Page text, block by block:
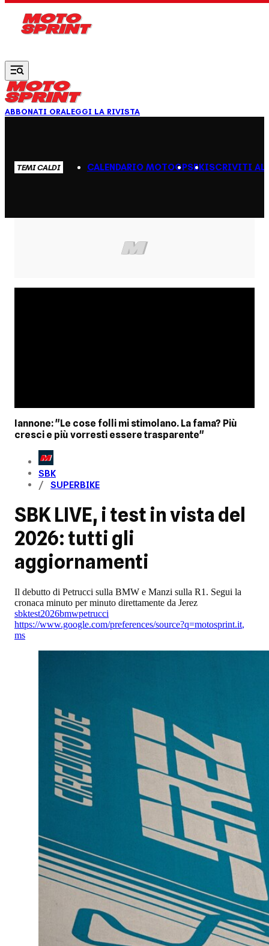
ABBONATI ORALEGGI LA RIVISTA
TEMI CALDI CALENDARIO MOTOGPSBKISCRIVITI AL
Iannone: "Le cose folli mi stimolano. La fama? Più
cresci e più vorresti essere trasparente"
SBK
SUPERBIKE
SBK LIVE, i test in vista del
2026: tutti gli
aggiornamenti
Il debutto di Petrucci sulla BMW e Manzi sulla R1. Segui la
cronaca minuto per minuto direttamente da Jerez
sbktest2026bmwpetrucci
https://www.google.com/preferences/source?q=motosprint.it,
ms